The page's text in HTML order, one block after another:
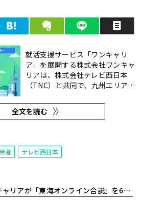
シェア はてブ クリップ LINEで送る
就活支援サービス「ワンキャリ
ア」を展開する株式会社ワンキャ
リアは、株式会社テレビ西日本
（TNC）と共同で、九州エリアの
イベント「九州オンライン合説〜
九州の王道から全国区の企業ま
月4日（木）にワンキャリアの
YouTubeチャンネルで配信する...
全文を読む
者 テレビ西日本
合説」を6月5日配信！東海ゆかりの学生向け、先輩のキャリア選択が聞ける（参加無料）